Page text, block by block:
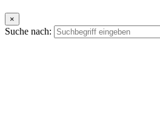
×
Suche nach: